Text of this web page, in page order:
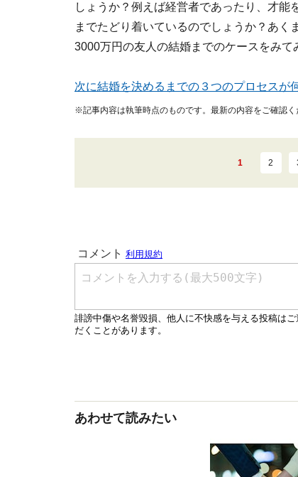
しょうか？例えば経営者であったり、才
までたどり着いているのでしょうか？あく
3000万円の友人の結婚までのケースをみて
次に結婚を決めるまでの３つのプロセスが
※記事内容は執筆時点のものです。最新の内容をご確認く
1 2
あわせて読みたい